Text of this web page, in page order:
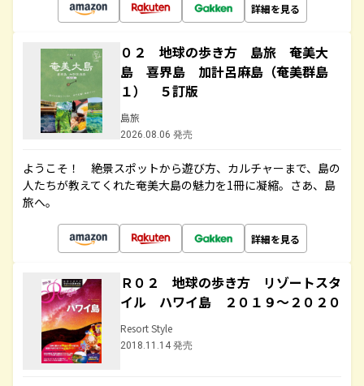
詳細を見る
０２ 地球の歩き方 島旅 奄美大
島 喜界島 加計呂麻島（奄美群島
１） ５訂版
島旅
2026.08.06 発売
ようこそ！ 絶景スポットから遊び方、カルチャーまで、島の
人たちが教えてくれた奄美大島の魅力を1冊に凝縮。さあ、島
旅へ。
詳細を見る
Ｒ０２ 地球の歩き方 リゾートスタ
イル ハワイ島 ２０１９～２０２０
Resort Style
2018.11.14 発売